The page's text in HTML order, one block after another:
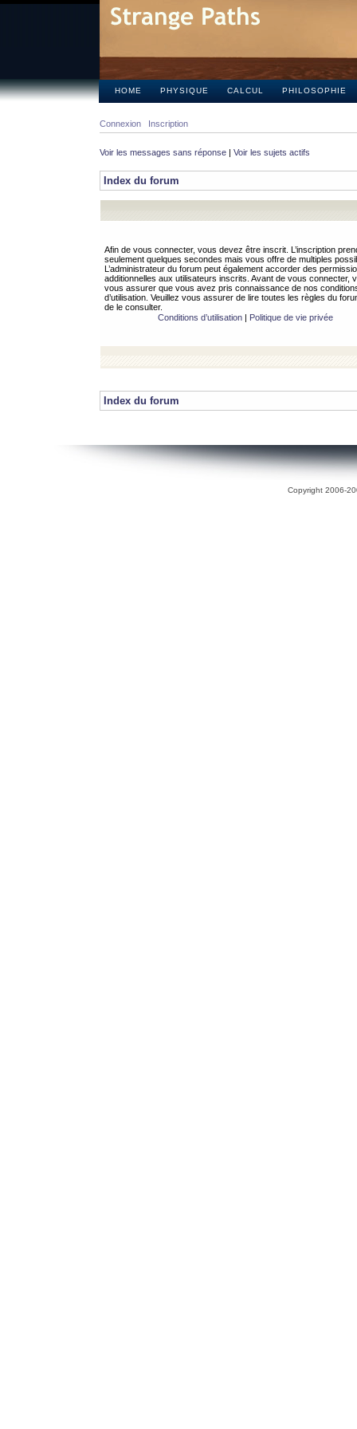
HOME PHYSIQUE CALCUL PHILOSOPHIE
Connexion Inscription
Voir les messages sans réponse | Voir les sujets actifs
Index du forum
Afin de vous connecter, vous devez être inscrit. L’inscription
seulement quelques secondes mais vous offre de multiples
L’administrateur du forum peut également accorder des
additionnelles aux utilisateurs inscrits. Avant de vous connecter,
vous assurer que vous avez pris connaissance de nos
d’utilisation. Veuillez vous assurer de lire toutes les règles du
de le consulter.
Conditions d’utilisation| Politique de vie privée
Index du forum
Copyright 2006-